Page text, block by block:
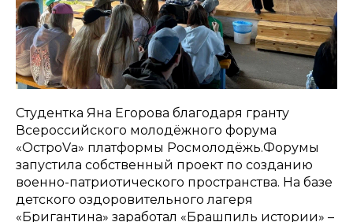
Студентка Яна Егорова благодаря гранту
Всероссийского молодёжного форума
«ОстроVа» платформы Росмолодёжь.Форумы
запустила собственный проект по созданию
военно-патриотического пространства. На базе
детского оздоровительного лагеря
«Бригантина» заработал «Брашпиль истории» –